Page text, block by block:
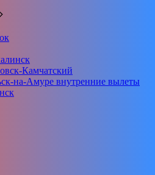
Камчатский
на-Амуре внутренние вылеты